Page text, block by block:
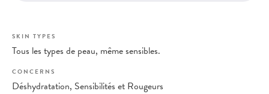
SKIN TYPES
Tous les types de peau, même sensibles.
CONCERNS
Déshydratation, Sensibilités et Rougeurs